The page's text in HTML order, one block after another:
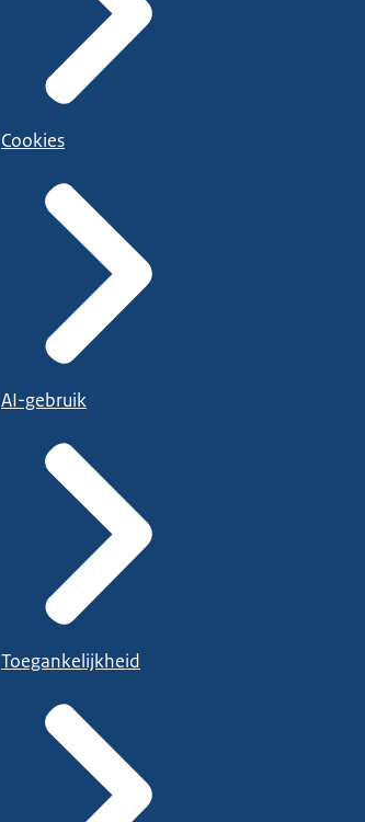
Cookies
AI-gebruik
Toegankelijkheid